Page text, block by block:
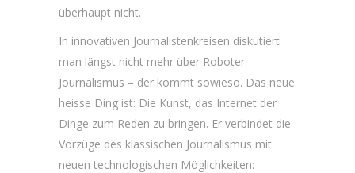
überhaupt nicht.
In innovativen Journalistenkreisen diskutiert
man längst nicht mehr über Roboter-
Journalismus – der kommt sowieso. Das neue
heisse Ding ist: Die Kunst, das Internet der
Dinge zum Reden zu bringen. Er verbindet die
Vorzüge des klassischen Journalismus mit
neuen technologischen Möglichkeiten: